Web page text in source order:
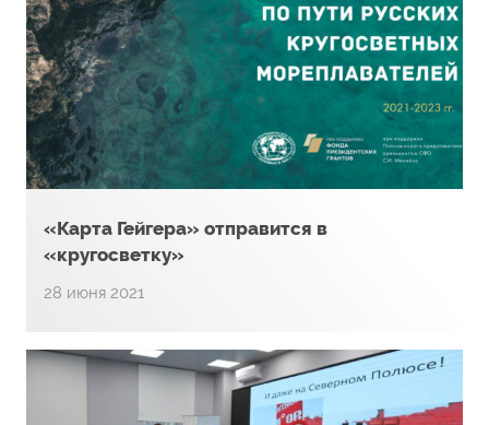
«Карта Гейгера» отправится в
«кругосветку»
28 июня 2021